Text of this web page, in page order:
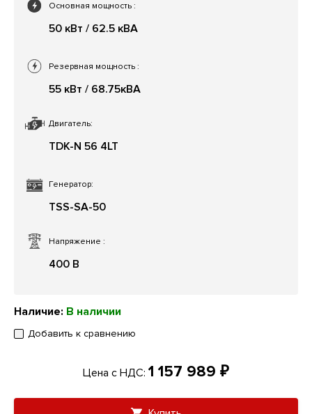
Основная мощность :
50 кВт / 62.5 кВА
Двигатель:
TDK-N 56 4LT
Напряжение :
400 В
Резервная мощность :
55 кВт / 68.75кВА
Генератор:
TSS-SA-50
Наличие: В наличии
Добавить к сравнению
Цена с НДС: 1 157 989 ₽